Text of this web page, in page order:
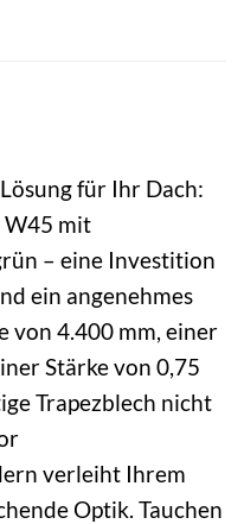
für Ihr Dach:
W45 mit
– eine Investition
ein angenehmes
von 4.400 mm, einer
Stärke von 0,75
Trapezblech nicht
verleiht Ihrem
Optik. Tauchen